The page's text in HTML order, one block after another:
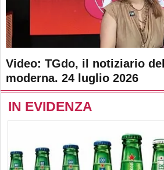
Video: TGdo, il notiziario
moderna. 24 luglio 2026
IN EVIDENZA